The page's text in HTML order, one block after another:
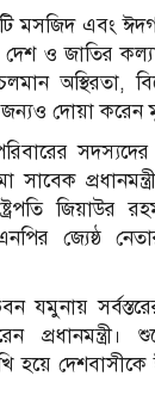
মসজিদ এবং
দেশ ও জাতির
অস্থিরতা,
জন্যও দোয়া করেন
সদস্যদের
জিয়াউর
জ্যেষ্ঠ
যমুনায়
প্রধানমন্ত্রী।
হয়ে